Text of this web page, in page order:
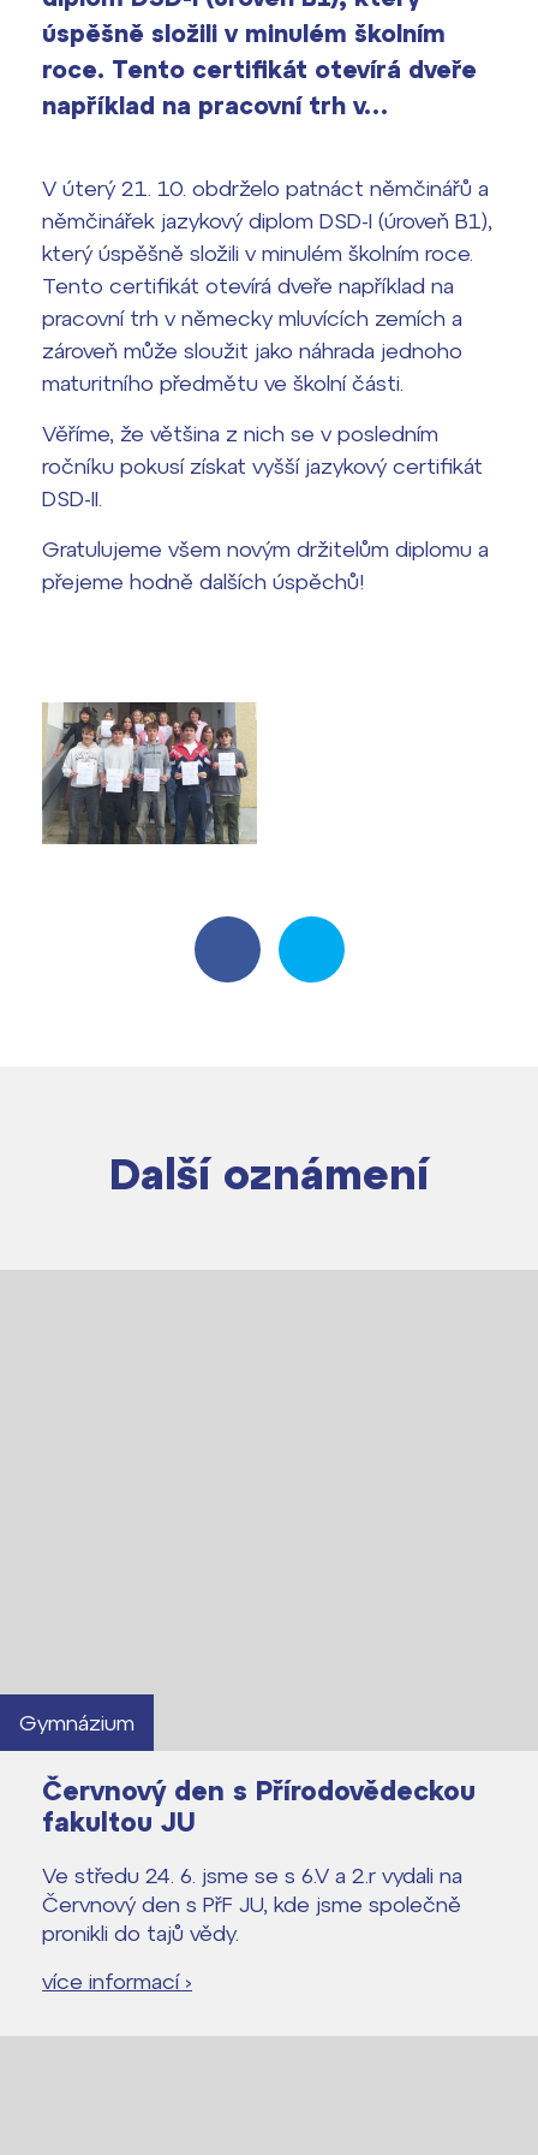
Výsledky 1. kola přijímacího řízení
2026/2027
Europass
FOCUSing
Zahraniční stipendia
Maturitní témata
Pomoc! Mám problém!
Harmonogram školního roku
vyhledávání
Bakaláři
Office 365
úspěšně složili v minulém školním
roce. Tento certifikát otevírá dveře
například na pracovní trh v…
V úterý 21. 10. obdrželo patnáct němčinářů a
němčinářek jazykový diplom DSD-I (úroveň B1),
který úspěšně složili v minulém školním roce.
Tento certifikát otevírá dveře například na
pracovní trh v německy mluvících zemích a
zároveň může sloužit jako náhrada jednoho
maturitního předmětu ve školní části.
Věříme, že většina z nich se v posledním
ročníku pokusí získat vyšší jazykový certifikát
DSD-II.
Gratulujeme všem novým držitelům diplomu a
přejeme hodně dalších úspěchů!
Další oznámení
Gymnázium
Červnový den s Přírodovědeckou
fakultou JU
Ve středu 24. 6. jsme se s 6.V a 2.r vydali na
Červnový den s PřF JU, kde jsme společně
pronikli do tajů vědy.
více informací ›